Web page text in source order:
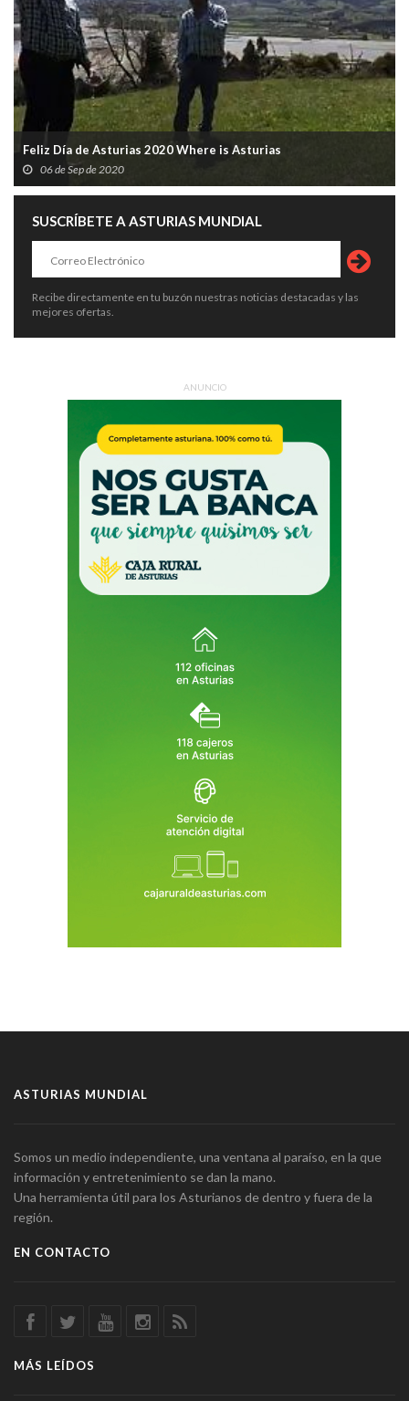
Feliz Día de Asturias 2020 Where is Asturias
06 de Sep de 2020
SUSCRÍBETE A ASTURIAS MUNDIAL
Recibe directamente en tu buzón nuestras noticias destacadas y las
mejores ofertas.
ANUNCIO
ASTURIAS MUNDIAL
Somos un medio independiente, una ventana al paraíso, en la que
información y entretenimiento se dan la mano.
Una herramienta útil para los Asturianos de dentro y fuera de la
región.
EN CONTACTO
MÁS LEÍDOS